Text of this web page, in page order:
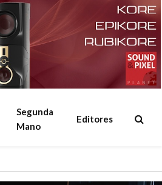
Segunda
Mano
Editores